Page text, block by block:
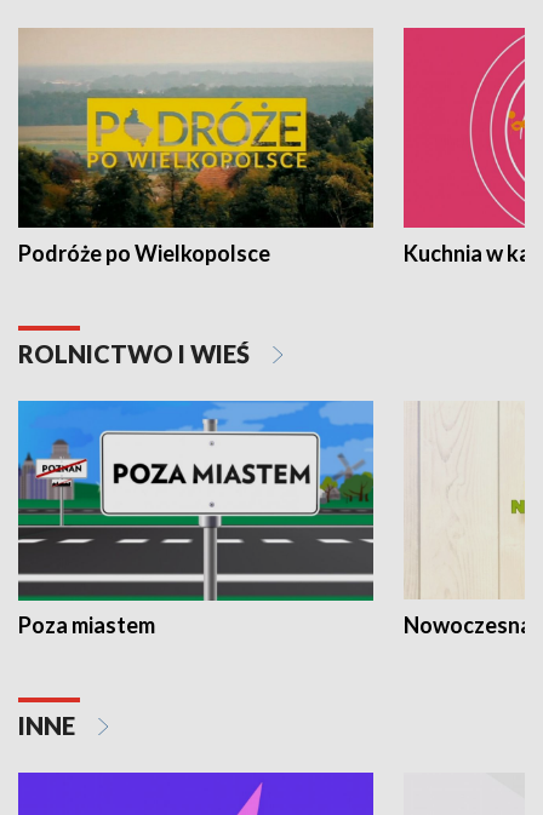
Podróże po Wielkopolsce Kuchnia w
ROLNICTWO I WIEŚ
Poza miastem Nowoczesna
INNE